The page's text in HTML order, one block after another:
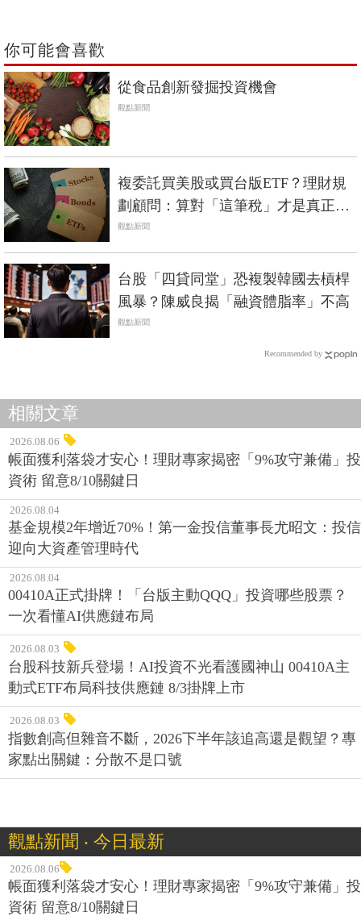
你可能會喜歡
從食品創新發掘投資機會
觀點新聞
複委託買美股或買台版ETF？理財規
劃顧問：算對「這筆稅」才是真正報
酬
觀點新聞
台股「四貸同堂」恐複製韓國去槓桿
風暴？陳威良揭「融資體脂率」不高
觀點新聞
Recommended by
相關文章
2026.08.06
帳面獲利落袋才安心！理財專家揭密「9%攻守兼備」投
資術 留意8/10關鍵日
2026.08.04
基金規模2年增近70%！第一金投信董事長尤昭文：投信
迎向大資產管理時代
2026.08.04
00410A正式掛牌！「台版主動QQQ」投資哪些股票？
一次看懂AI供應鏈布局
2026.08.03
台股科技新兵登場！AI投資不光看護國神山 00410A主
動式ETF布局科技供應鏈 8/3掛牌上市
2026.08.03
指數創高但雜音不斷，2026下半年該追高還是觀望？專
家點出關鍵：分散不是口號
觀點新聞 ‧ 今日最新
2026.08.06
帳面獲利落袋才安心！理財專家揭密「9%攻守兼備」投
資術 留意8/10關鍵日